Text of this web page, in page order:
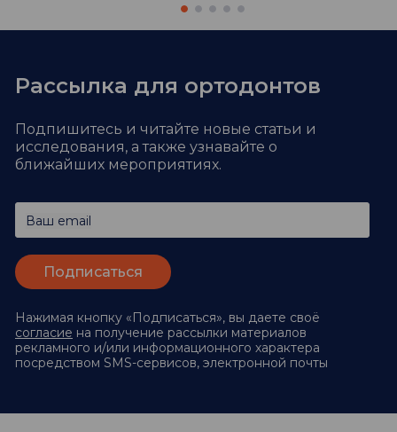
Рассылка для ортодонтов
Подпишитесь и читайте новые статьи и
исследования, а также узнавайте о
ближайших мероприятиях.
Ваш email
Нажимая кнопку «Подписаться», вы даете своё
согласие на получение рассылки материалов
рекламного и/или информационного характера
посредством SMS-сервисов, электронной почты